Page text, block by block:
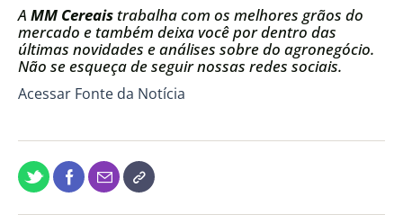
A MM Cereais trabalha com os melhores grãos do
mercado e também deixa você por dentro das
últimas novidades e análises sobre do agronegócio.
Não se esqueça de seguir nossas redes sociais.
Acessar Fonte da Notícia